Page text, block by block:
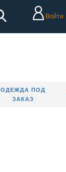
Войти
ОДЕЖДА ПОД
ЗАКАЗ